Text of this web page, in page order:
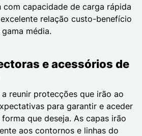
capacidade de carga rápida
relação custo-benefício
média.
e acessórios de
reunir protecções que irão ao
para garantir e aceder
que deseja. As capas irão
aos contornos e linhas do